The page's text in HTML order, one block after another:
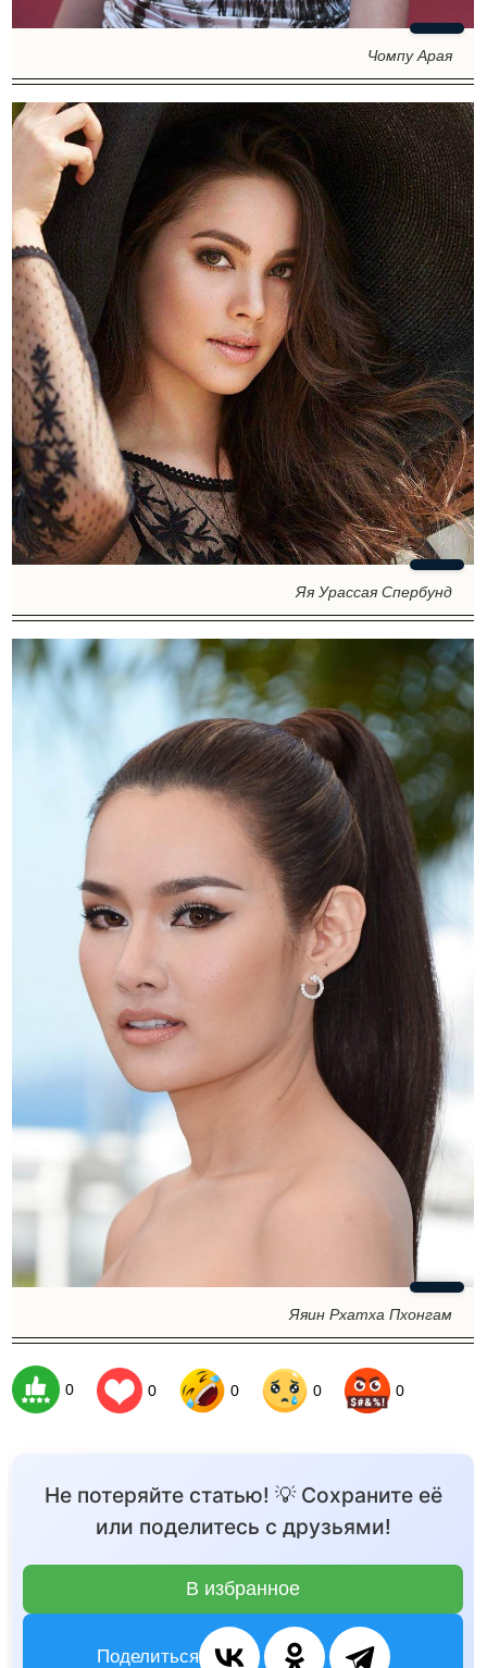
Чомпу Арая
Яя Урассая Спербунд
Яяин Рхатха Пхонгам
0 0 0 0 0
Не потеряйте статью! 💡 Сохраните её
или поделитесь с друзьями!
В избранное
Поделиться